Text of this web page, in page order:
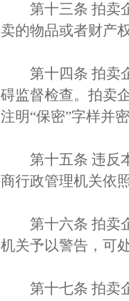
第十三条 拍卖企
卖的物品或者财产
第十四条 拍卖企
碍监督检查。拍卖
注明“保密”字样并
第十五条 违反本
商行政管理机关依
第十六条 拍卖企
机关予以警告，可
第十七条 拍卖企